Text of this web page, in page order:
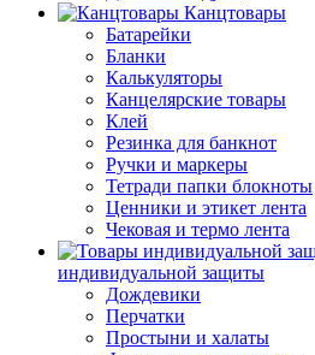
Канцтовары
Батарейки
Бланки
Калькуляторы
Канцелярские товары
Клей
Резинка для банкнот
Ручки и маркеры
Тетради папки блокноты
Ценники и этикет лента
Чековая и термо лента
индивидуальной защиты
Дождевики
Перчатки
Простыни и халаты